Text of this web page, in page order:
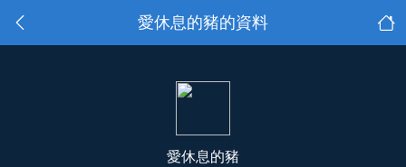
愛休息的豬的資料
愛休息的豬